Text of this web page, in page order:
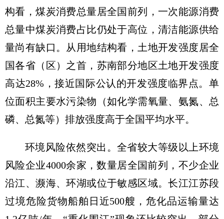
构看，煤炭消费总量居全国前列，一次能源消费
总量中煤炭消费占比仍处于高位，清洁能源供给
量尚有缺口。从用地结构看，土地开发强度居全
国各省（区）之首，苏南部分地区土地开发强度
高达28%，接近国际公认的开发强度临界点。单
位面积主要水污染物（如化学需氧量、氨氮、总
磷、总氮等）排放强度高于全国平均水平。
环境风险依然突出。全省较大等级以上环境
风险企业4000余家，数量居全国前列，不少企业
沿江、濒海、环湖或位于敏感区域。长江江苏段
过境危险货物船舶日近500艘，危化品运输量达